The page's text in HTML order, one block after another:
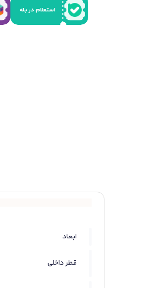
استعلام در بله
ابعاد
قطر داخلی